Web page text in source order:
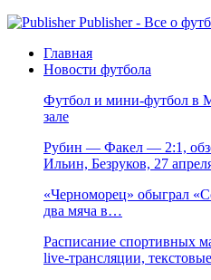
Publisher - Все о
Главная
Новости футбола
Футбол и мини-футбол в
зале
Рубин — Факел — 2:1,
Ильин, Безруков, 27
«Черноморец» обыграл
два мяча в…
Расписание спортивных
live-трансляции,